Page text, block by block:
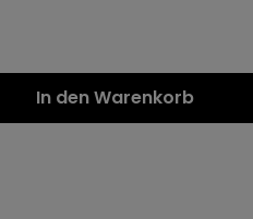
In den Warenkorb